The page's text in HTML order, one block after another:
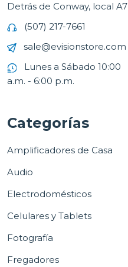
Detrás de Conway, local A7
(507) 217-7661
sale@evisionstore.com
Lunes a Sábado 10:00
a.m. - 6:00 p.m.
Categorías
Amplificadores de Casa
Audio
Electrodomésticos
Celulares y Tablets
Fotografía
Fregadores